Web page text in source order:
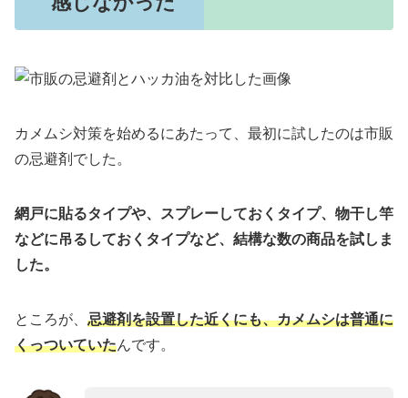
カメムシ対策を始めるにあたって、最初に試したのは市販
の忌避剤でした。
網戸に貼るタイプや、スプレーしておくタイプ、物干し竿
などに吊るしておくタイプなど、結構な数の商品を試しま
した。
ところが、 忌避剤を設置した近くにも、カメムシは普通に
くっついていたんです。